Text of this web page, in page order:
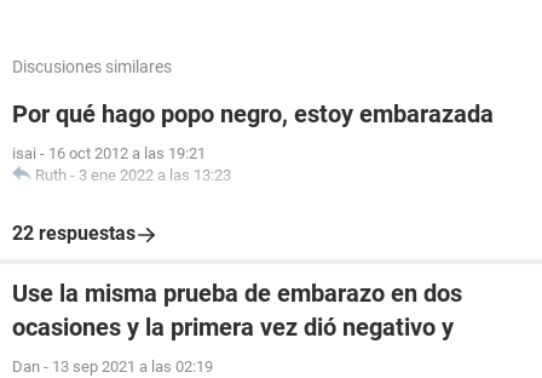
Discusiones similares
Por qué hago popo negro, estoy embarazada
isai - 16 oct 2012 a las 19:21
Ruth - 3 ene 2022 a las 13:23
22 respuestas
Use la misma prueba de embarazo en dos
ocasiones y la primera vez dió negativo y
Dan - 13 sep 2021 a las 02:19